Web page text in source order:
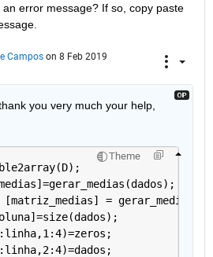
error message? If so, copy paste
Campos on 8 Feb 2019
you very much your help,
Theme
[matriz_medias] =